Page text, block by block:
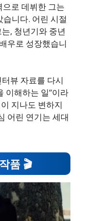
으로 데뷔한 그는
니다. 어린 시절
는, 청년기와 중년
우로 성장했습니
터뷰 자료를 다시
이해하는 일”이라
지나도 변하지
어린 연기는 세대
품 🎬